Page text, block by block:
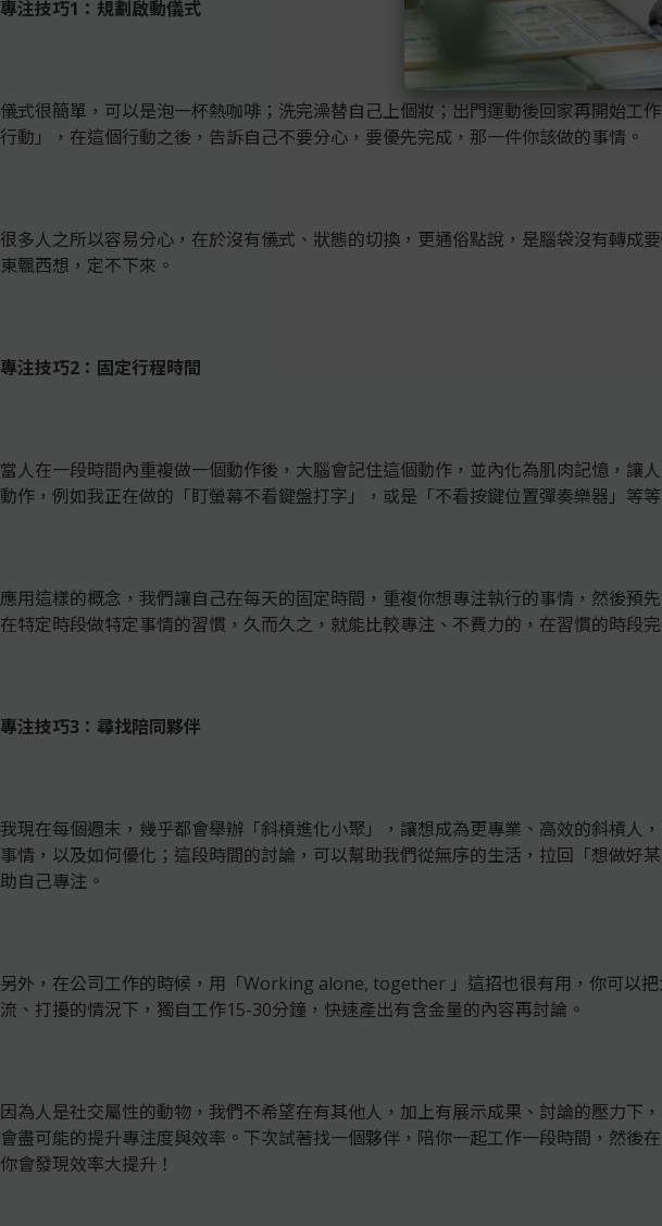
專注技巧1：規劃啟動儀式
儀式很簡單，可以是泡一杯熱咖啡；洗完澡替自己上個妝；出門運動後回家再開始工
行動」，在這個行動之後，告訴自己不要分心，要優先完成，那一件你該做的事情。
很多人之所以容易分心，在於沒有儀式、狀態的切換，更通俗點說，是腦袋沒有轉成
東飄西想，定不下來。
專注技巧2：固定行程時間
當人在一段時間內重複做一個動作後，大腦會記住這個動作，並內化為肌肉記憶，讓
動作，例如我正在做的「盯螢幕不看鍵盤打字」，或是「不看按鍵位置彈奏樂器」等等
應用這樣的概念，我們讓自己在每天的固定時間，重複你想專注執行的事情，然後預
在特定時段做特定事情的習慣，久而久之，就能比較專注、不費力的，在習慣的時段
專注技巧3：尋找陪同夥伴
我現在每個週末，幾乎都會舉辦「斜槓進化小聚」，讓想成為更專業、高效的斜槓人
事情，以及如何優化；這段時間的討論，可以幫助我們從無序的生活，拉回「想做好
助自己專注。
另外，在公司工作的時候，用「Working alone, together 」這招也很有用，你可以
流、打擾的情況下，獨自工作15-30分鐘，快速產出有含金量的內容再討論。
因為人是社交屬性的動物，我們不希望在有其他人，加上有展示成果、討論的壓力下
會盡可能的提升專注度與效率。下次試著找一個夥伴，陪你一起工作一段時間，然後
你會發現效率大提升！